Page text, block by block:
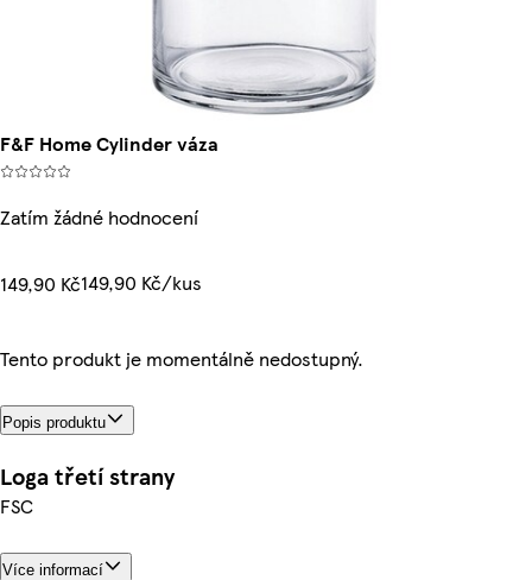
F&F Home Cylinder váza
Zatím žádné hodnocení
149,90 Kč149,90 Kč/kus
Tento produkt je momentálně nedostupný.
Popis produktu
Loga třetí strany
FSC
Více informací